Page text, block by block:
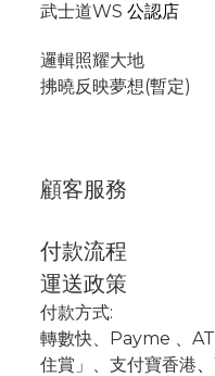
武士道WS 公認店
邏輯照耀大地
拂曉反映夢想(暫定)
顧客服務
付款流程
運送政策
付款方式:
轉數快、Payme 、
住賞」 、支付寶香港、